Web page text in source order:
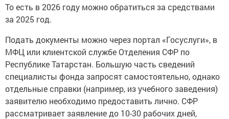
То есть в 2026 году можно обратиться за средствами
за 2025 год.
Подать документы можно через портал «Госуслуги», в
МФЦ или клиентской службе Отделения СФР по
Республике Татарстан. Большую часть сведений
специалисты фонда запросят самостоятельно, однако
отдельные справки (например, из учебного заведения)
заявителю необходимо предоставить лично. СФР
рассматривает заявление до 10-30 рабочих дней,